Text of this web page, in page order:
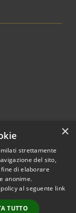
© 2026 • Comune di
d'Ongina • Powered
Accesso
×
strettamente
del sito,
di elaborare
anonime.
al seguente link
TUTTO